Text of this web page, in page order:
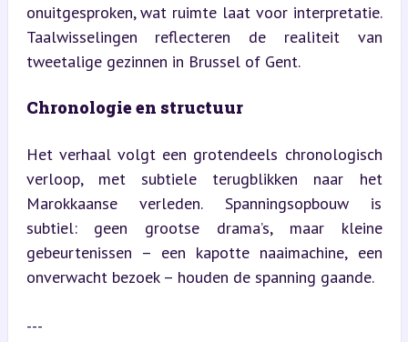
onuitgesproken, wat ruimte laat voor interpretatie.
Taalwisselingen reflecteren de realiteit van
tweetalige gezinnen in Brussel of Gent.
Chronologie en structuur
Het verhaal volgt een grotendeels chronologisch
verloop, met subtiele terugblikken naar het
Marokkaanse verleden. Spanningsopbouw is
subtiel: geen grootse drama’s, maar kleine
gebeurtenissen – een kapotte naaimachine, een
onverwacht bezoek – houden de spanning gaande.
---